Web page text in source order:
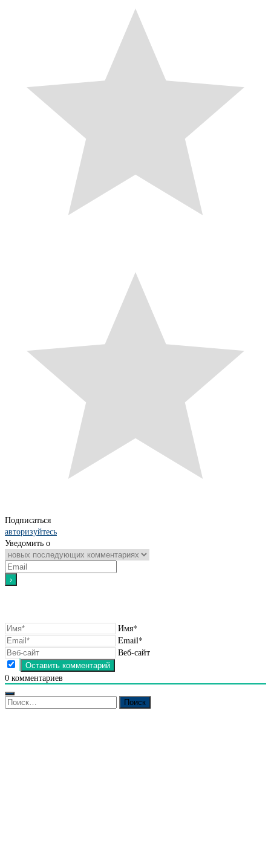
Подписаться
авторизуйтесь
Уведомить о
Имя*
Email*
Веб-сайт
0 комментариев
Найти: